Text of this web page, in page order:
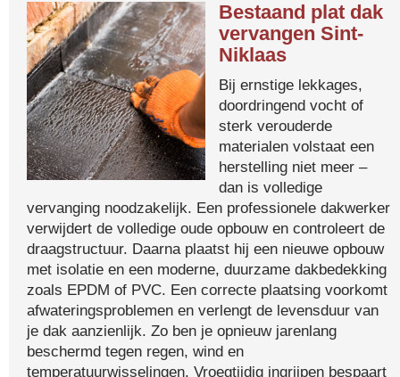
Bestaand plat dak
vervangen Sint-
Niklaas
Bij ernstige lekkages,
doordringend vocht of
sterk verouderde
materialen volstaat een
herstelling niet meer –
dan is volledige
vervanging noodzakelijk. Een professionele dakwerker
verwijdert de volledige oude opbouw en controleert de
draagstructuur. Daarna plaatst hij een nieuwe opbouw
met isolatie en een moderne, duurzame dakbedekking
zoals EPDM of PVC. Een correcte plaatsing voorkomt
afwateringsproblemen en verlengt de levensduur van
je dak aanzienlijk. Zo ben je opnieuw jarenlang
beschermd tegen regen, wind en
temperatuurwisselingen. Vroegtijdig ingrijpen bespaart